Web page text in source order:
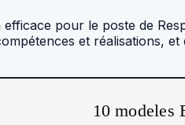
pour le poste de
et réalisations,
10 modeles